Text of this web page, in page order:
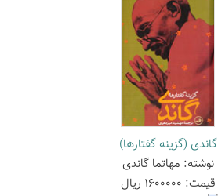
گاندی (گزینه گفتارها)
نوشته: مهاتما گاندی
قیمت: 1600000 ریال